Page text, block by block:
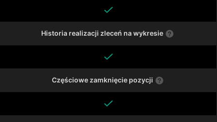
Historia realizacji zleceń na wykresie
Częściowe zamknięcie pozycji